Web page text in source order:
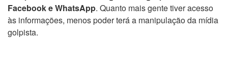
Facebook e WhatsApp. Quanto mais gente tiver acesso
às informações, menos poder terá a manipulação da mídia
golpista.